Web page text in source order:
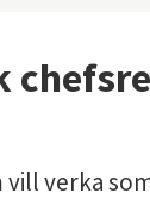
vill verka